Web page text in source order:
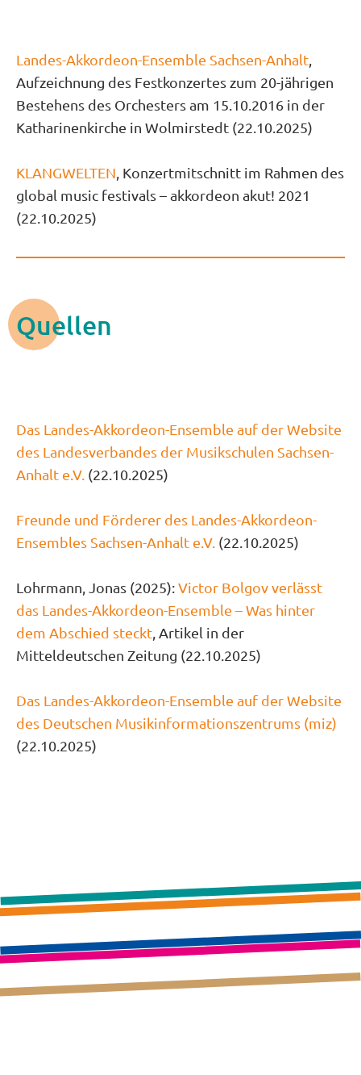
Landes-Akkordeon-Ensemble Sachsen-Anhalt
Aufzeichnung des Festkonzertes zum 20-jährigen
Bestehens des Orchesters am 15.10.2016 in der
Katharinenkirche in Wolmirstedt (22.10.2025)
KLANGWELTEN , Konzertmitschnitt im Rahmen des
global music festivals – akkordeon akut! 2021
(22.10.2025)
Quellen
Das Landes-Akkordeon-Ensemble auf der Website
des Landesverbandes der Musikschulen Sachsen-
Anhalt e.V. (22.10.2025)
Freunde und Förderer des Landes-Akkordeon-
Ensembles Sachsen-Anhalt e.V. (22.10.2025)
Lohrmann, Jonas (2025):Victor Bolgov verlässt
das Landes-Akkordeon-Ensemble – Was hinter
dem Abschied steckt, Artikel in der
Mitteldeutschen Zeitung (22.10.2025)
Das Landes-Akkordeon-Ensemble auf der Website
des Deutschen Musikinformationszentrums (miz)
(22.10.2025)